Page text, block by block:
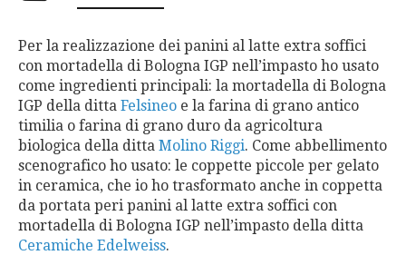
Per la realizzazione dei panini al latte extra soffici
con mortadella di Bologna IGP nell’impasto ho usato
come ingredienti principali: la mortadella di Bologna
IGP della ditta Felsineo e la farina di grano antico
timilia o farina di grano duro da agricoltura
biologica della ditta Molino Riggi. Come abbellimento
scenografico ho usato: le coppette piccole per gelato
in ceramica, che io ho trasformato anche in coppetta
da portata peri panini al latte extra soffici con
mortadella di Bologna IGP nell’impasto della ditta
Ceramiche Edelweiss.